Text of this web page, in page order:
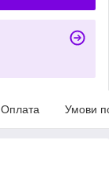
Оплата Умови